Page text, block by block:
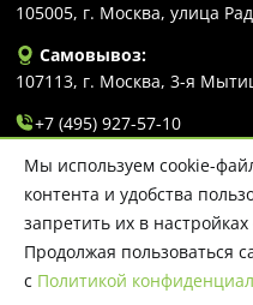
105005, г. Москва, улица
Самовывоз:
107113, г. Москва, 3-я
+7 (495) 927-57-10
info@evlart.ru
© 2026 Evlart. Сайт несет
каких обстоятельствах
Мы используем cookie-
контента и удобства
запретить их в настройках
Продолжая пользоваться
с Политикой